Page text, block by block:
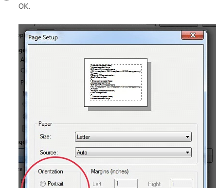
OK.